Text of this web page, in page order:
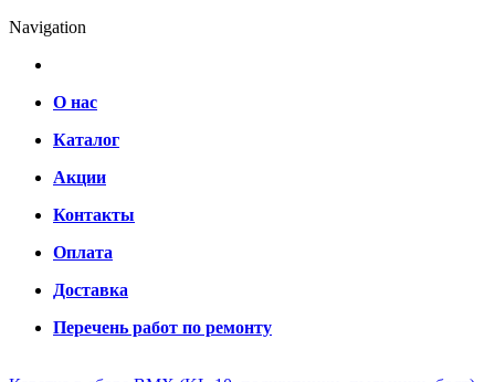
Navigation
О нас
Каталог
Акции
Контакты
Оплата
Доставка
Перечень работ по ремонту